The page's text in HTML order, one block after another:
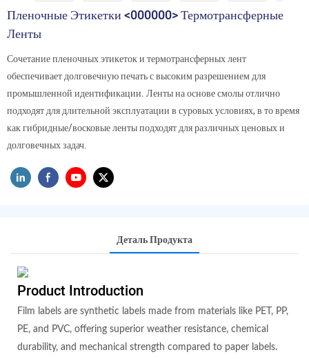
Пленочные Этикетки <000000> Термотрансферные
Ленты
Сочетание пленочных этикеток и термотрансферных лент
обеспечивает долговечную печать с высоким разрешением для
промышленной идентификации. Ленты на основе смолы отлично
подходят для длительной эксплуатации в суровых условиях, в то время
как гибридные/восковые ленты подходят для различных ценовых и
долговечных задач.
Деталь Продукта
Product Introduction
Film labels are synthetic labels made from materials like PET, PP,
PE, and PVC, offering superior weather resistance, chemical
durability, and mechanical strength compared to paper labels.